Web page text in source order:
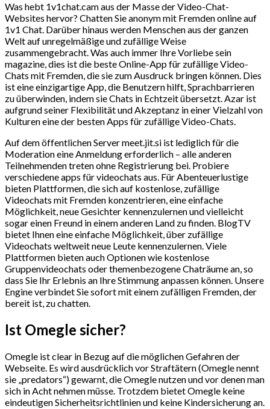
Was hebt 1v1chat.cam aus der Masse der Video-Chat-
Websites hervor? Chatten Sie anonym mit Fremden online auf
1v1 Chat. Darüber hinaus werden Menschen aus der ganzen
Welt auf unregelmäßige und zufällige Weise
zusammengebracht. Was auch immer Ihre Vorliebe sein
magazine, dies ist die beste Online-App für zufällige Video-
Chats mit Fremden, die sie zum Ausdruck bringen können. Dies
ist eine einzigartige App, die Benutzern hilft, Sprachbarrieren
zu überwinden, indem sie Chats in Echtzeit übersetzt. Azar ist
aufgrund seiner Flexibilität und Akzeptanz in einer Vielzahl von
Kulturen eine der besten Apps für zufällige Video-Chats.
Auf dem öffentlichen Server meet.jit.si ist lediglich für die
Moderation eine Anmeldung erforderlich – alle anderen
Teilnehmenden treten ohne Registrierung bei. Probiere
verschiedene apps für videochats aus. Für Abenteuerlustige
bieten Plattformen, die sich auf kostenlose, zufällige
Videochats mit Fremden konzentrieren, eine einfache
Möglichkeit, neue Gesichter kennenzulernen und vielleicht
sogar einen Freund in einem anderen Land zu finden. BlogTV
bietet Ihnen eine einfache Möglichkeit, über zufällige
Videochats weltweit neue Leute kennenzulernen. Viele
Plattformen bieten auch Optionen wie kostenlose
Gruppenvideochats oder themenbezogene Chaträume an, so
dass Sie Ihr Erlebnis an Ihre Stimmung anpassen können. Unsere
Engine verbindet Sie sofort mit einem zufälligen Fremden, der
bereit ist, zu chatten.
Ist Omegle sicher?
Omegle ist clear in Bezug auf die möglichen Gefahren der
Webseite. Es wird ausdrücklich vor Straftätern (Omegle nennt
sie „predators“) gewarnt, die Omegle nutzen und vor denen man
sich in Acht nehmen müsse. Trotzdem bietet Omegle keine
eindeutigen Sicherheitsrichtlinien und keine Kindersicherung an.